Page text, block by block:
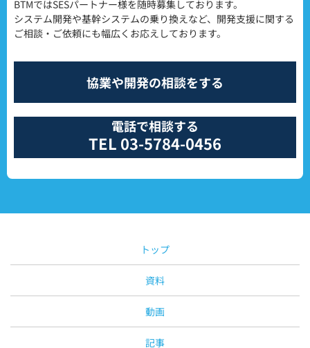
BTMではSESパートナー様を随時募集しております。
システム開発や基幹システムの乗り換えなど、開発支援に関する
ご相談・ご依頼にも幅広くお応えしております。
協業や開発の相談をする
電話で相談する
TEL 03-5784-0456
トップ
資料
動画
記事